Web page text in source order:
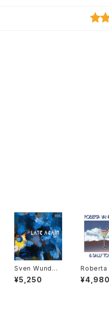
Sven Wunder
- Late Again
"LP"
¥5,250
Roberta
ervort &
Townes
¥4,980